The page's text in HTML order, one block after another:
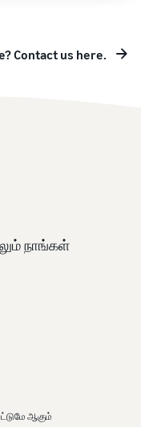
Contact us here.
நாங்கள்
ஆகும்